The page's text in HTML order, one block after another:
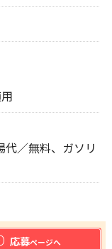
／無料、ガソリ
応募ページへ